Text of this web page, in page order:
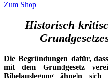
Zum Shop
Historisch-
Die Begründungen dafür,
mit dem Grundgesetz
Bibelauslegung ähneln